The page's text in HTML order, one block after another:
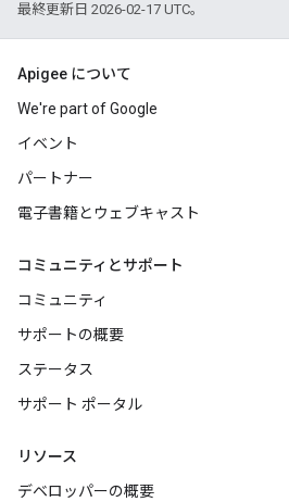
最終更新日 2026-02-17 UTC。
Apigee について
We're part of Google
イベント
パートナー
電子書籍とウェブキャスト
コミュニティとサポート
コミュニティ
サポートの概要
ステータス
サポート ポータル
リソース
デベロッパーの概要